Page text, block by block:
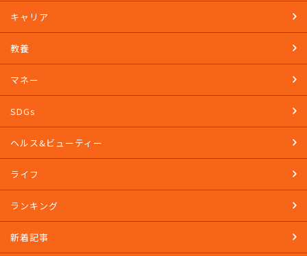
キャリア
教養
マネー
SDGs
ヘルス&ビューティー
ライフ
ランキング
新着記事